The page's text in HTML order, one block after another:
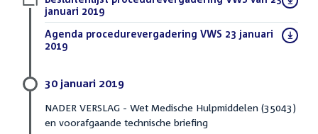
bestand:
januari 2019
Download
bestand:
Agenda procedurevergadering VWS 23 januari
2019
30 januari 2019
NADER VERSLAG - Wet Medische Hulpmiddelen (35043)
en voorafgaande technische briefing